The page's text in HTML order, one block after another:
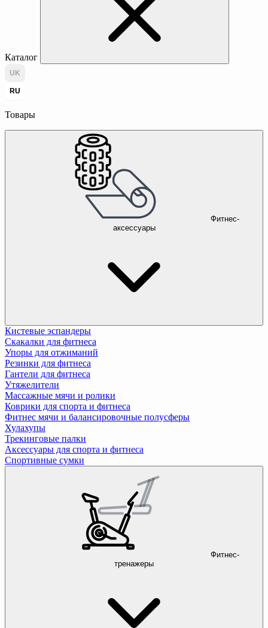
Каталог
UK
RU
Товары
Фитнес-
аксессуары
Кистевые эспандеры
Скакалки для фитнеса
Упоры для отжиманий
Резинки для фитнеса
Гантели для фитнеса
Утяжелители
Массажные мячи и ролики
Коврики для спорта и фитнеса
Фитнес мячи и балансировочные полусферы
Хулахупы
Трекинговые палки
Аксессуары для спорта и фитнеса
Спортивные сумки
Фитнес-
тренажеры